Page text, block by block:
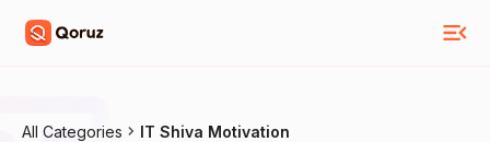
All Categories IT Shiva Motivation